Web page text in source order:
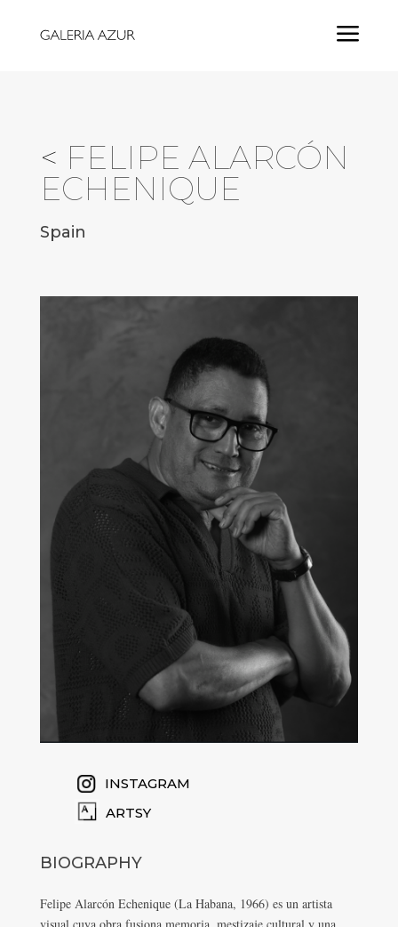
a
< FELIPE ALARCÓN
ECHENIQUE
Spain
INSTAGRAM
ARTSY
BIOGRAPHY
Felipe Alarcón Echenique (La Habana, 1966) es un artista